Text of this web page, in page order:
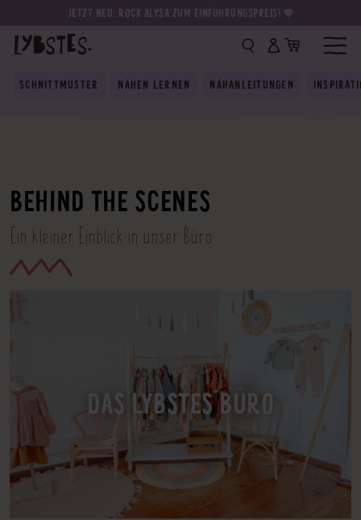
JETZT NEU: ROCK ALYSA ZUM EINFÜHRUNGSPREIS! 💛
SCHNITTMUSTER NÄHEN LERNEN NÄHANLEITUNGEN
BEHIND THE SCENES
Ein kleiner Einblick in unser Büro
DAS LYBSTES BÜRO